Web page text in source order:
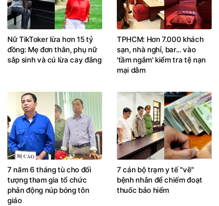
Nữ TikToker lừa hơn 15 tỷ
đồng: Mẹ đơn thân, phụ nữ
sắp sinh và cú lừa cay đắng
TPHCM: Hơn 7.000 khách
sạn, nhà nghỉ, bar... vào
'tầm ngắm' kiểm tra tệ nạn
mại dâm
7 năm 6 tháng tù cho đối
tượng tham gia tổ chức
phản động núp bóng tôn
giáo
7 cán bộ trạm y tế "vẽ"
bệnh nhân để chiếm đoạt
thuốc bảo hiểm